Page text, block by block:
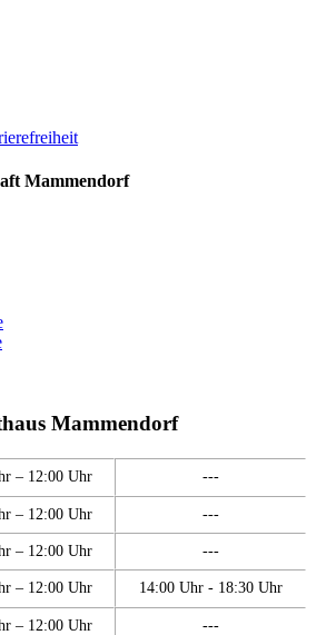
Mammendorf
Mammendorf
– 12:00 Uhr ---
– 12:00 Uhr ---
– 12:00 Uhr ---
– 12:00 Uhr 14:00 Uhr - 18:30 Uhr
– 12:00 Uhr ---